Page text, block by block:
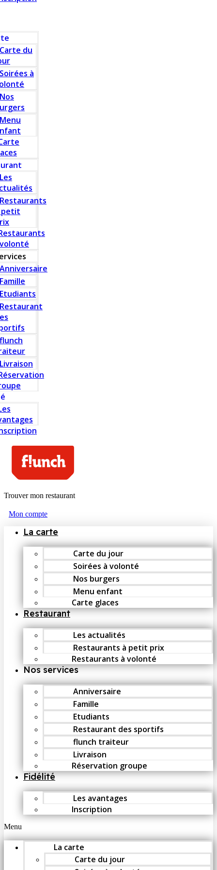
Carte du
Soirées à
Nos
Menu
Les
Restaurants
petit
Anniversaire
Famille
Etudiants
Restaurant
flunch
Livraison
Trouver mon restaurant
Mon compte
La carte
Carte du jour
Soirées à volonté
Nos burgers
Menu enfant
Carte glaces
Restaurant
Les actualités
Restaurants à petit prix
Restaurants à volonté
Nos services
Anniversaire
Famille
Etudiants
Restaurant des sportifs
flunch traiteur
Livraison
Réservation groupe
Fidélité
Les avantages
Inscription
Menu
La carte
Carte du jour